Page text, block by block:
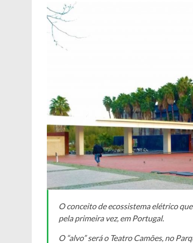
O conceito de ecossistema elétrico
pela primeira vez, em Portugal.
O “alvo” será o Teatro Camões, no